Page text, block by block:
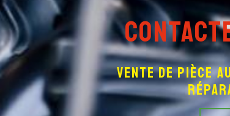
Vente de pièce